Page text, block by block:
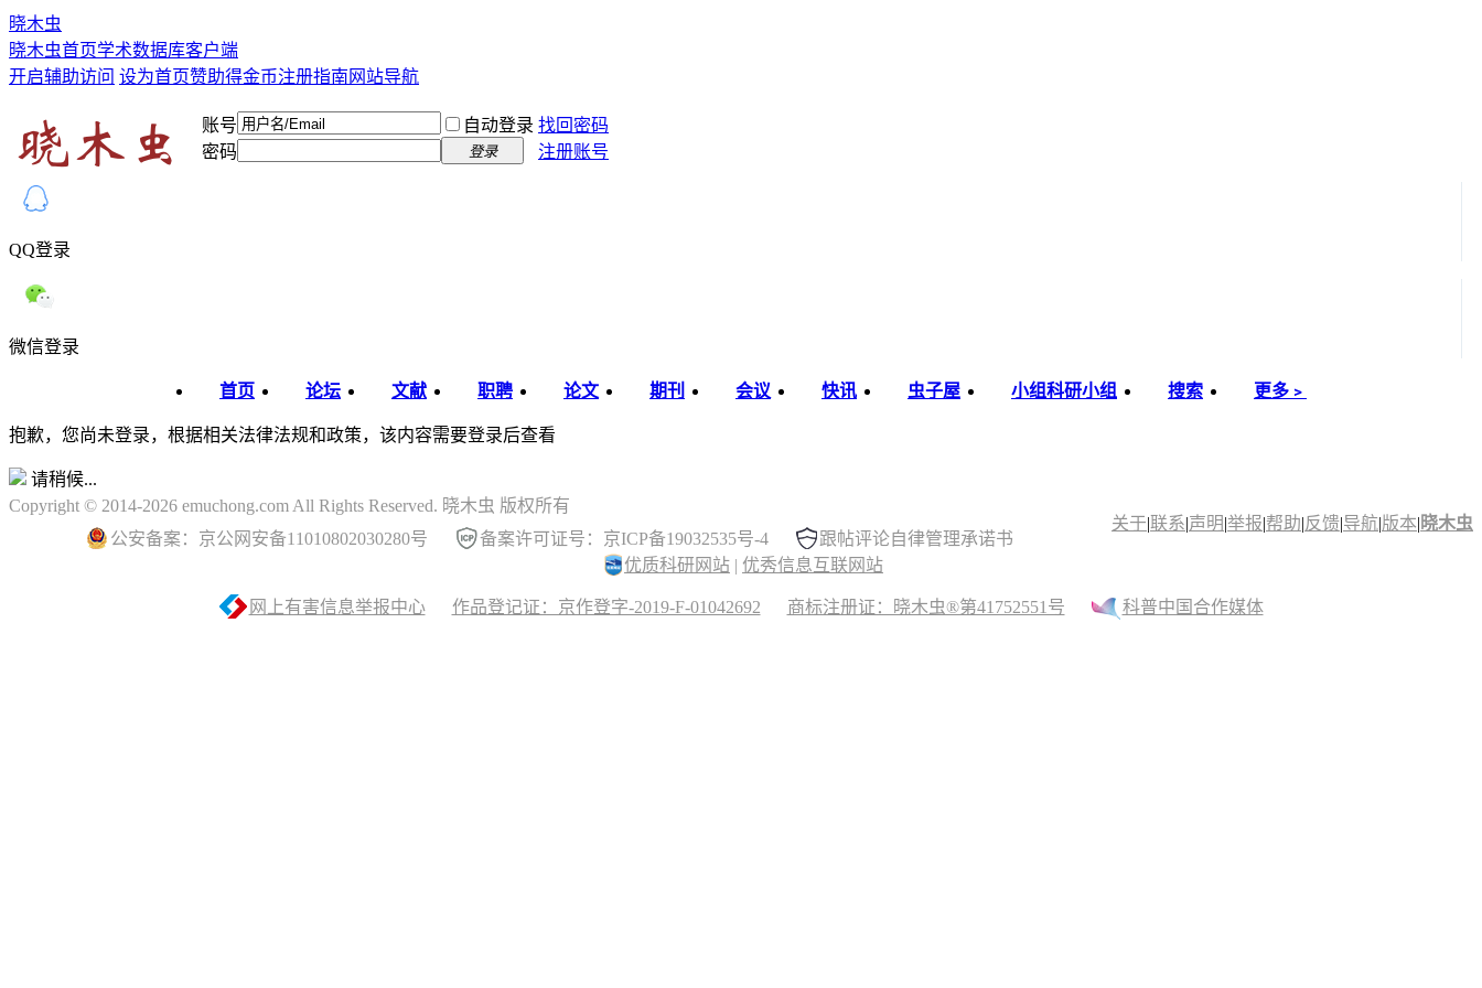
晓木虫
晓木虫首页学术数据库客户端
开启辅助访问 设为首页赞助得金币注册指南 网站导航
账号 自动登录 找回密码
密码
登录 注册账号
QQ登录
微信登录
首页 论坛 文献 职聘 论文 期刊 会议 快讯 虫子屋 小组科研小组 搜索 更多﹥
抱歉，您尚未登录，根据相关法律法规和政策，该内容需要登录后查看
请稍候...
关于|联系|声明|举报|帮助|反馈|导航|版本| 晓木虫
Copyright © 2014-2026 emuchong.com All Rights Reserved. 晓木虫 版权所有
公安备案：京公网安备11010802030280号
备案许可证号：京ICP备19032535号-4
跟帖评论自律管理承诺书
优质科研网站 | 优秀信息互联网站
网上有害信息举报中心 作品登记证：京作登字-2019-F-01042692 商标注册证：晓木虫®第41752551号 科普中国合作媒体